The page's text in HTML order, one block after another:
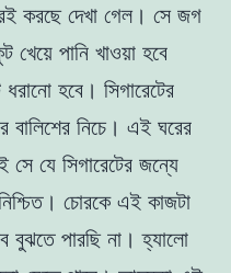
করছে দেখা গেল। সে জগ
খেয়ে পানি খাওয়া হবে
হবে। সিগারেটের
নিচে। এই ঘরের
যে সিগারেটের জন্যে
চোরকে এই কাজটা
বুঝতে পারছি না। হ্যালো